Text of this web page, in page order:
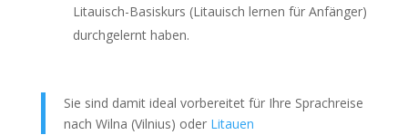
Litauisch-Basiskurs (Litauisch lernen für Anfänger)
durchgelernt haben.
Sie sind damit ideal vorbereitet für Ihre Sprachreise
nach Wilna (Vilnius) oder Litauen